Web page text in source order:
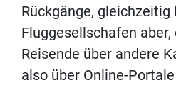
Rückgänge, gleichzeitig
Fluggesellschafen aber,
Reisende über andere
also über Online-